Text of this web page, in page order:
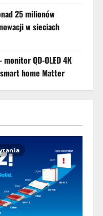
25 milionów
w sieciach
QD-OLED 4K
home Matter